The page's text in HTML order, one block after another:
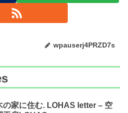
wpauserj4PRZD7s
の家に住む. LOHAS letter – 空